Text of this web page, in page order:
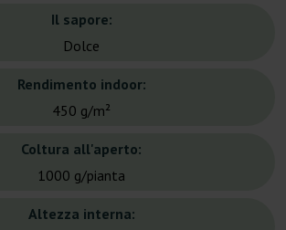
Il sapore:
Dolce
Rendimento indoor:
450 g/m²
Coltura all'aperto:
1000 g/pianta
Altezza interna: